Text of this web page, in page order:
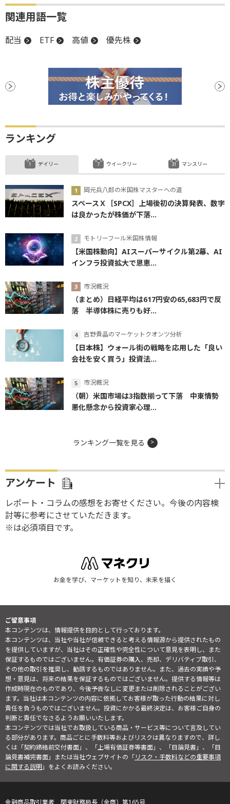
関連用語一覧
配当 ETF 高値 優先株
ランキング
デイリー
岡元兵八郎の米国株マスターへの道
スペースＸ［SPCX］上場後初の決算発表、数字
は良かったが株価が下落...
モトリーフール米国株情報
【米国株動向】AIスーパーサイクル第2幕、AI
インフラ投資拡大で恩恵...
市況概況
（まとめ）日経平均は617円安の65,683円で反
落 半導体株に売りも好...
吉野貴晶のマーケットクオンツ分析
【日本株】ウォール街の戦略を応用した「良い
会社を安く買う」投資法...
市況概況
（朝）米国市場は3指数揃って下落 中東情勢
悪化懸念から投資家心理...
ウイークリー マンスリー
ランキング一覧を見る
アンケート
レポート・コラムの感想をお寄せください。今後の内容検
討等に参考にさせていただきます。
※は必須項目です。
お金を学び、マーケットを知り、未来を描く
ご留意事項
本コンテンツは、情報提供を目的として行っております。
本コンテンツは、当社や当社が信頼できると考える情報源から提供されたもの
を提供していますが、当社はその正確性や完全性について意見を表明し、また
保証するものではございません。有価証券の購入、売却、デリバティブ取引、
その他の取引を推奨し、勧誘するものではありません。また、過去の実績や予
想・意見は、将来の結果を保証するものではございません。提供する情報等は
作成時現在のものであり、今後予告なしに変更または削除されることがござい
ます。当社は本コンテンツの内容に依拠してお客様が取った行動の結果に対し
責任を負うものではございません。投資にかかる最終決定は、お客様ご自身の
判断と責任でなさるようお願いいたします。
本コンテンツでは当社でお取扱している商品・サービス等について言及してい
る部分があります。商品ごとに手数料等およびリスクは異なりますので、詳し
くは「契約締結前交付書面」、「上場有価証券等書面」、「目論見書」、「目
論見書補完書面」または当社ウェブサイトの「リスク・手数料などの重要事項
に関する説明」をよくお読みください。
金融商品取引業者 関東財務局長（金商）第165号